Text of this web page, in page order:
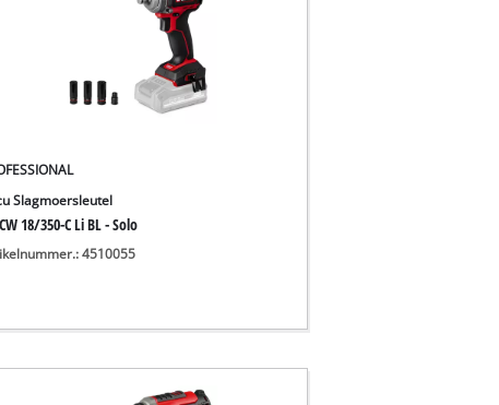
Slagmoersleutel
18/350-C Li BL - Solo
4510055